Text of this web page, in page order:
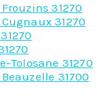
31270
31270
Tolosane 31270
31700